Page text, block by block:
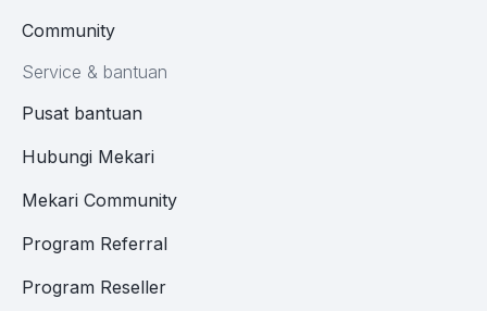
Community
Service & bantuan
Pusat bantuan
Hubungi Mekari
Mekari Community
Program Referral
Program Reseller